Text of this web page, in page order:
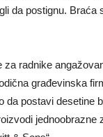
da postignu. Braća
za radnike
građevinska
da postavi desetine
jednoobrazne